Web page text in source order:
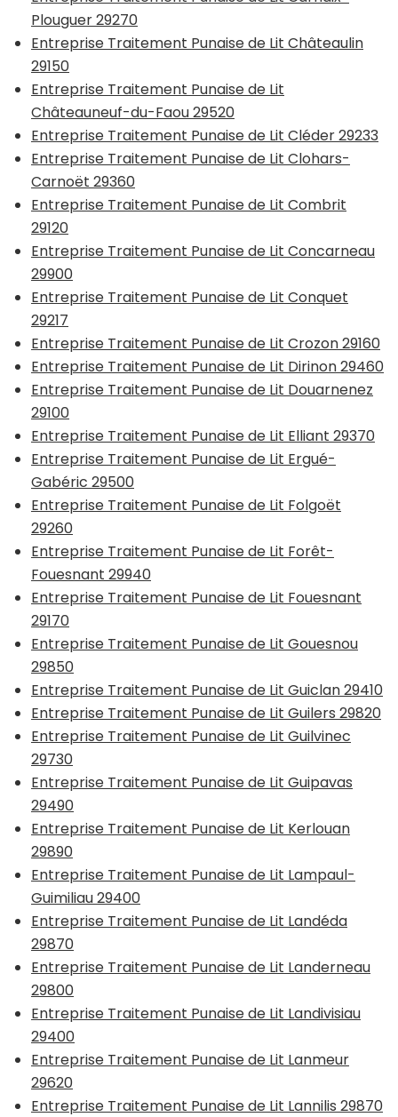
Plouguer 29270
Entreprise Traitement Punaise de Lit Châteaulin
29150
Entreprise Traitement Punaise de Lit
Châteauneuf-du-Faou 29520
Entreprise Traitement Punaise de Lit Cléder 29233
Entreprise Traitement Punaise de Lit Clohars-
Carnoët 29360
Entreprise Traitement Punaise de Lit Combrit
29120
Entreprise Traitement Punaise de Lit Concarneau
29900
Entreprise Traitement Punaise de Lit Conquet
29217
Entreprise Traitement Punaise de Lit Crozon 29160
Entreprise Traitement Punaise de Lit Dirinon 29460
Entreprise Traitement Punaise de Lit Douarnenez
29100
Entreprise Traitement Punaise de Lit Elliant 29370
Entreprise Traitement Punaise de Lit Ergué-
Gabéric 29500
Entreprise Traitement Punaise de Lit Folgoët
29260
Entreprise Traitement Punaise de Lit Forêt-
Fouesnant 29940
Entreprise Traitement Punaise de Lit Fouesnant
29170
Entreprise Traitement Punaise de Lit Gouesnou
29850
Entreprise Traitement Punaise de Lit Guiclan 29410
Entreprise Traitement Punaise de Lit Guilers 29820
Entreprise Traitement Punaise de Lit Guilvinec
29730
Entreprise Traitement Punaise de Lit Guipavas
29490
Entreprise Traitement Punaise de Lit Kerlouan
29890
Entreprise Traitement Punaise de Lit Lampaul-
Guimiliau 29400
Entreprise Traitement Punaise de Lit Landéda
29870
Entreprise Traitement Punaise de Lit Landerneau
29800
Entreprise Traitement Punaise de Lit Landivisiau
29400
Entreprise Traitement Punaise de Lit Lanmeur
29620
Entreprise Traitement Punaise de Lit Lannilis 29870